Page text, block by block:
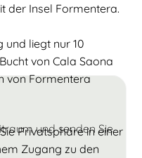
der Insel Formentera.
und liegt nur 10
von Cala Saona
von Formentera
Privatsphäre in einer
Zugang zu den
und senden Sie